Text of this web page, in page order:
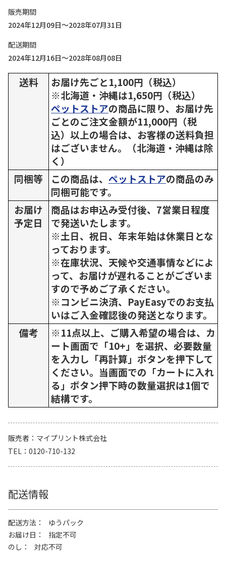
販売期間
2024年12月09日～2028年07月31日
配送期間
2024年12月16日～2028年08月08日
送料
お届け先ごと1,100円（税込）
※北海道・沖縄は1,650円（税込）
ペットストアの商品に限り、お届け先
ごとのご注文金額が11,000円（税
込）以上の場合は、お客様の送料負担
はございません。（北海道・沖縄は除
く）
同梱等
この商品は、 ペットストアの商品のみ
同梱可能です。
お届け
予定日
商品はお申込み受付後、7営業日程度
で発送いたします。
※土日、祝日、年末年始は休業日とな
っております。
※在庫状況、天候や交通事情などによ
って、お届けが遅れることがございま
すので予めご了承ください。
※コンビニ決済、PayEasyでのお支払
いはご入金確認後の発送となります。
備考
※11点以上、ご購入希望の場合は、カ
ート画面で「10+」を選択、必要数量
を入力し「再計算」ボタンを押下して
ください。当画面での「カートに入れ
る」ボタン押下時の数量選択は1個で
結構です。
販売者
マイプリント株式会社
TEL
0120-710-132
配送情報
配送方法
ゆうパック
お届け日
指定不可
のし
対応不可